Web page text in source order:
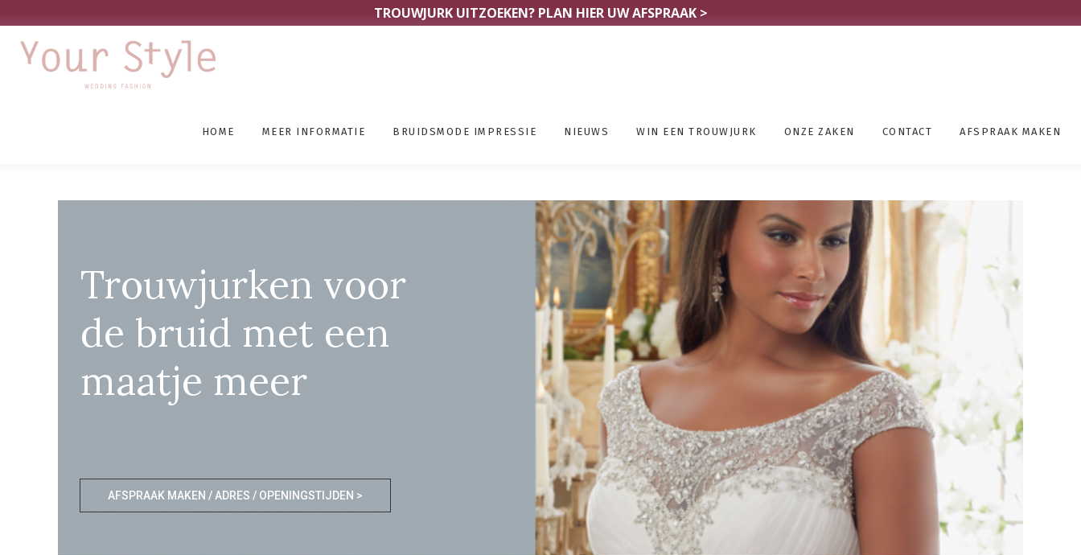
TROUWJURK UITZOEKEN? PLAN HIER UW AFSPRAAK >
HOME MEER INFORMATIE BRUIDSMODE IMPRESSIE NIEUWS WIN EEN TROUWJURK ONZE ZAKEN CONTACT AFSPRAAK MAKEN
Grote Maten Trouwjurken Oost Vlaanderen
Trouwjurken voor
de bruid met een
maatje meer
AFSPRAAK MAKEN / ADRES / OPENINGSTIJDEN >